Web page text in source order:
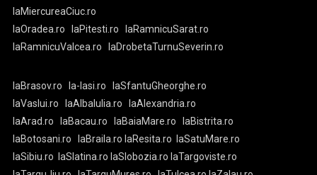
laMiercureaCiuc.ro
laOradea.ro
laPitesti.ro
laRamnicuSarat.ro
laRamnicuValcea.ro
laDrobetaTurnuSeverin.ro
laBrasov.ro la-Iasi.ro
laSfantuGheorghe.ro
laVaslui.ro
laAlbaIulia.ro
laAlexandria.ro
laArad.ro
laBacau.ro laBaiaMare.ro
laBistrita.ro
laBotosani.ro
laBraila.ro laResita.ro
laSatuMare.ro
laSibiu.ro
laSlatina.ro laSlobozia.ro laTargoviste.ro